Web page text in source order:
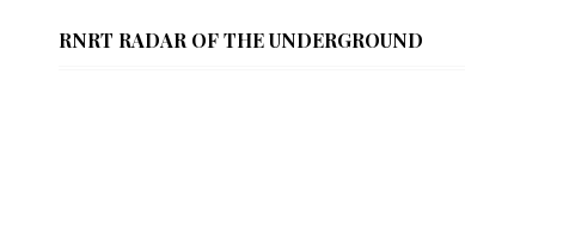
RNRT RADAR OF THE UNDERGROUND